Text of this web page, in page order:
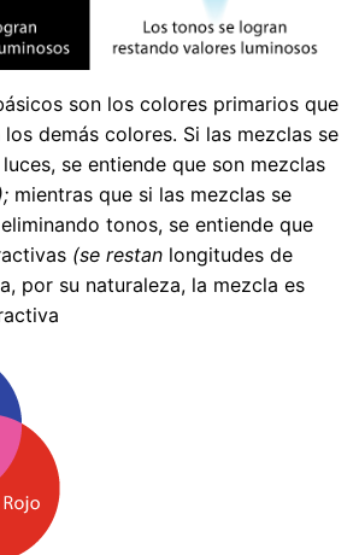
son los colores primarios que
demás colores. Si las mezclas se
se entiende que son mezclas
mientras que si las mezclas se
tonos, se entiende que
(se restan longitudes de
por su naturaleza, la mezcla es